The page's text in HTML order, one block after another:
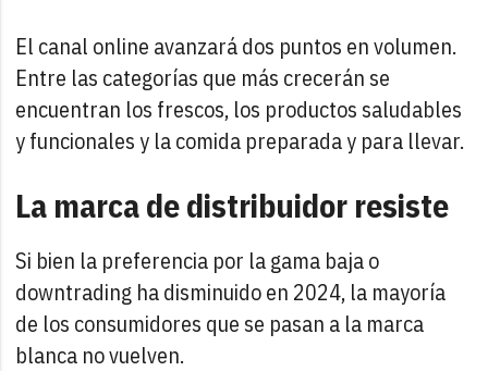
El canal online avanzará dos puntos en volumen.
Entre las categorías que más crecerán se
encuentran los frescos, los productos saludables
y funcionales y la comida preparada y para llevar.
La marca de distribuidor resiste
Si bien la preferencia por la gama baja o
downtrading ha disminuido en 2024, la mayoría
de los consumidores que se pasan a la marca
blanca no vuelven.